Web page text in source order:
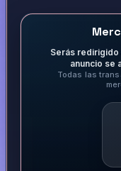
Serás redirigido
anuncio se
Todas las